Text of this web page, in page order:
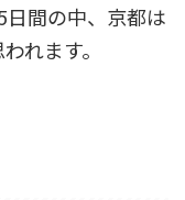
間の中、京都は
れます。